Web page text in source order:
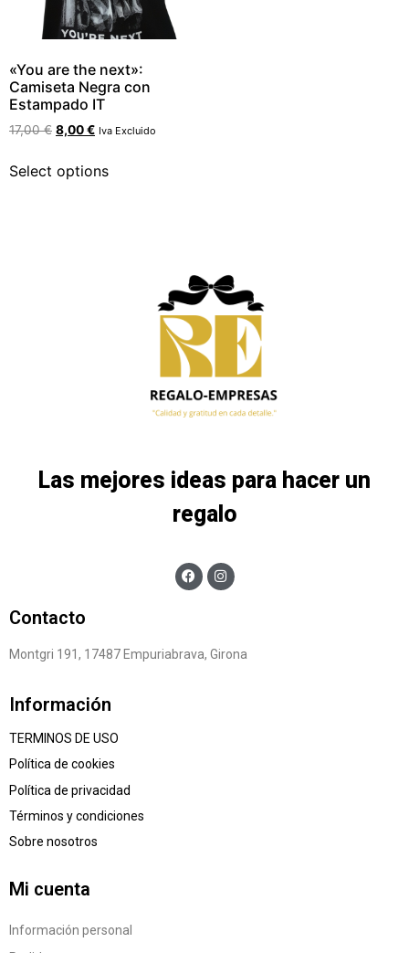
«You are the next»:
Camiseta Negra con
Estampado IT
17,00€ 8,00€ Iva Excluido
Select options
Las mejores ideas para hacer un
regalo
Contacto
Montgri 191, 17487 Empuriabrava, Girona
Información
TERMINOS DE USO
Política de cookies
Política de privacidad
Términos y condiciones
Sobre nosotros
Mi cuenta
Información personal